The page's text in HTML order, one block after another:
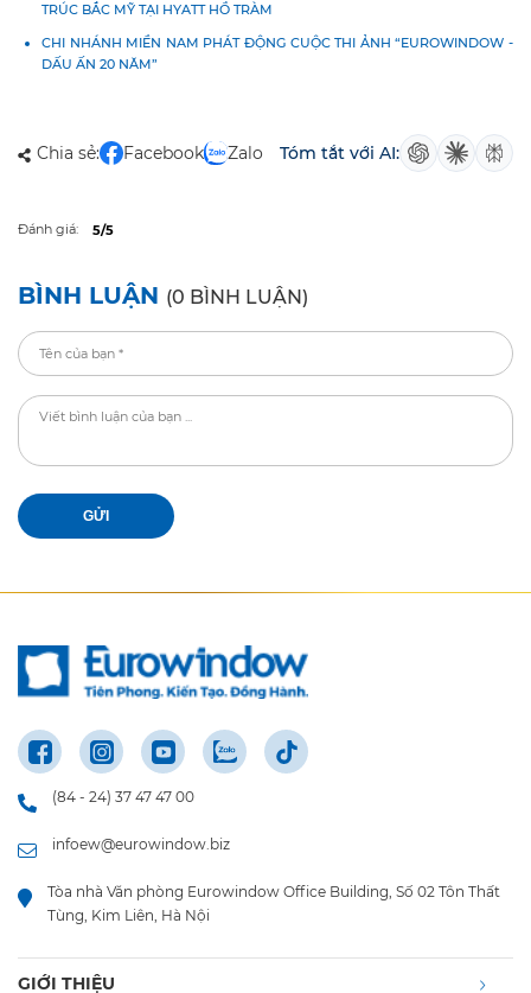
TRÚC BẮC MỸ TẠI HYATT HỒ TRÀM
CHI NHÁNH MIỀN NAM PHÁT ĐỘNG CUỘC THI ẢNH “EUROWINDOW -
DẤU ẤN 20 NĂM”
Chia sẻ: Facebook Zalo Tóm tắt với AI:
Đánh giá: 5/5
BÌNH LUẬN (0 BÌNH LUẬN)
GỬI
(84 - 24) 37 47 47 00
infoew@eurowindow.biz
Tòa nhà Văn phòng Eurowindow Office Building, Số 02 Tôn Thất
Tùng, Kim Liên, Hà Nội
GIỚI THIỆU